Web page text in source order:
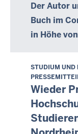
h
,
2
.
S
e
p
t
e
Der Autor
Buch im
in Höhe
M
o
n
t
a
STUDIUM UND
Wieder